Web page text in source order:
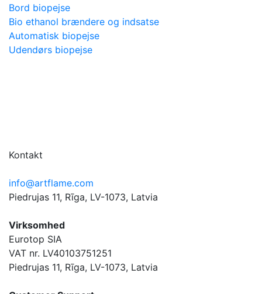
Bord biopejse
Bio ethanol brændere og indsatse
Automatisk biopejse
Udendørs biopejse
Kontakt
info@artflame.com
Piedrujas 11, Rīga, LV-1073, Latvia
Virksomhed
Eurotop SIA
VAT nr. LV40103751251
Piedrujas 11, Rīga, LV-1073, Latvia